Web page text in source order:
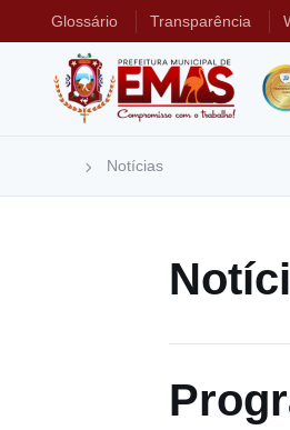
Glossário Transparência
Notícias